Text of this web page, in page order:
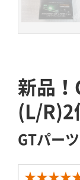
新品！
(L/R)2
GTパー